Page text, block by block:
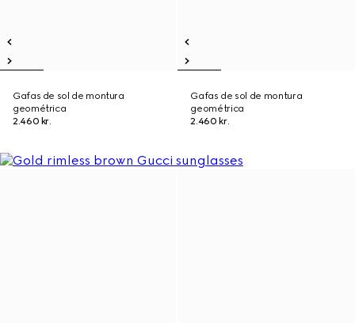
Gafas de sol de montura
geométrica
2.460 kr.
Gafas de sol de montura
geométrica
2.460 kr.